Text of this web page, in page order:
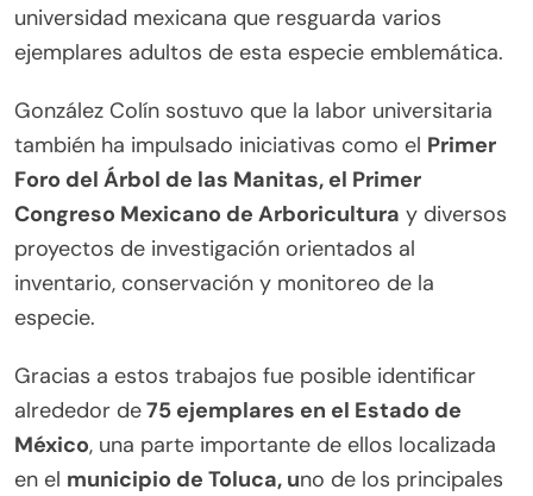
universidad mexicana que resguarda varios
ejemplares adultos de esta especie emblemática.
González Colín sostuvo que la labor universitaria
también ha impulsado iniciativas como el Primer
Foro del Árbol de las Manitas, el Primer
Congreso Mexicano de Arboricultura y diversos
proyectos de investigación orientados al
inventario, conservación y monitoreo de la
especie.
Gracias a estos trabajos fue posible identificar
alrededor de75 ejemplares en el Estado de
México, una parte importante de ellos localizada
en el municipio de Toluca, uno de los principales